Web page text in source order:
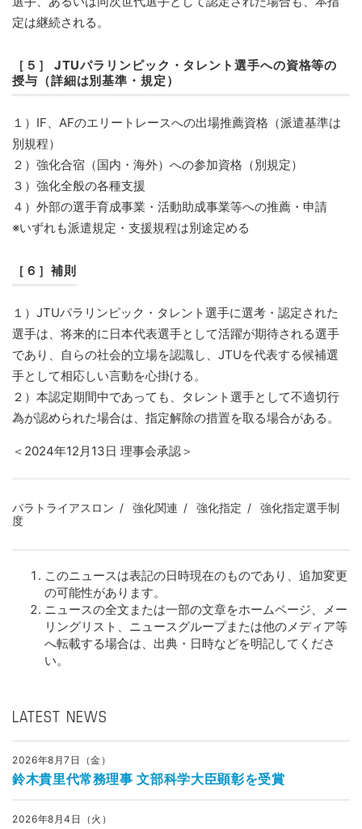
定は継続される。
［５］ JTUパラリンピック・タレント選手への資格等の
授与（詳細は別基準・規定）
１）IF、AFのエリートレースへの出場推薦資格（派遣基準は
別規程）
２）強化合宿（国内・海外）への参加資格（別規定）
３）強化全般の各種支援
４）外部の選手育成事業・活動助成事業等への推薦・申請
※いずれも派遣規定・支援規程は別途定める
［６］補則
１）JTUパラリンピック・タレント選手に選考・認定された
選手は、将来的に日本代表選手として活躍が期待される選手
であり、自らの社会的立場を認識し、JTUを代表する候補選
手として相応しい言動を心掛ける。
２）本認定期間中であっても、タレント選手として不適切行
為が認められた場合は、指定解除の措置を取る場合がある。
＜2024年12月13日 理事会承認＞
パラトライアスロン 強化関連 強化指定
強化指定選手制
度
このニュースは表記の日時現在のものであり、追加変更
の可能性があります。
ニュースの全文または一部の文章をホームページ、メー
リングリスト、ニュースグループまたは他のメディア等
へ転載する場合は、出典・日時などを明記してくださ
い。
LATEST NEWS
2026年8月7日（金）
鈴木貴里代常務理事 文部科学大臣顕彰を受賞
2026年8月4日（火）